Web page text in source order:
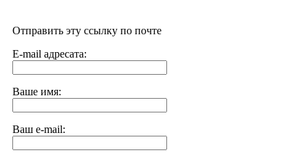
Отправить эту ссылку по почте
E-mail адресата:
Ваше имя:
Ваш e-mail: